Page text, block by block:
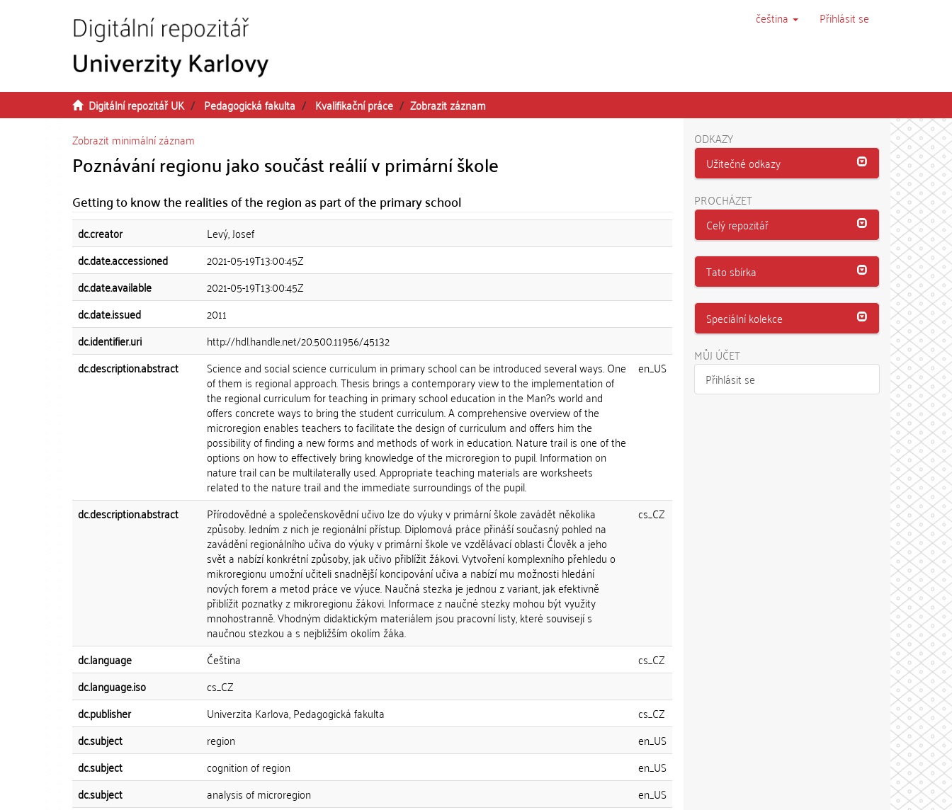
čeština Přihlásit se
Digitální repozitář UK Pedagogická fakulta Kvalifikační práce
Zobrazit záznam
Zobrazit minimální záznam
Poznávání regionu jako součást reálií v primární škole
Getting to know the realities of the region as part of the primary school
dc.creator
Levý, Josef
dc.date.accessioned
2021-05-19T13:00:45Z
dc.date.available
2021-05-19T13:00:45Z
dc.date.issued
2011
dc.identifier.uri
http://hdl.handle.net/20.500.11956/45132
dc.description.abstract
Science and social science curriculum in primary school can be introduced several ways. One
of them is regional approach. Thesis brings a contemporary view to the implementation of
the regional curriculum for teaching in primary school education in the Man?s world and
offers concrete ways to bring the student curriculum. A comprehensive overview of the
microregion enables teachers to facilitate the design of curriculum and offers him the
possibility of finding a new forms and methods of work in education. Nature trail is one of the
options on how to effectively bring knowledge of the microregion to pupil. Information on
nature trail can be multilaterally used. Appropriate teaching materials are worksheets
related to the nature trail and the immediate surroundings of the pupil.
en_US
dc.description.abstract Přírodovědné a společenskovědní učivo lze do výuky v primární škole zavádět několika
způsoby. Jedním z nich je regionální přístup. Diplomová práce přináší současný pohled na
zavádění regionálního učiva do výuky v primární škole ve vzdělávací oblasti Člověk a jeho
svět a nabízí konkrétní způsoby, jak učivo přiblížit žákovi. Vytvoření komplexního přehledu o
mikroregionu umožní učiteli snadnější koncipování učiva a nabízí mu možnosti hledání
nových forem a metod práce ve výuce. Naučná stezka je jednou z variant, jak efektivně
přiblížit poznatky z mikroregionu žákovi. Informace z naučné stezky mohou být využity
mnohostranně. Vhodným didaktickým materiálem jsou pracovní listy, které souvisejí s
naučnou stezkou a s nejbližším okolím žáka.
cs_CZ
dc.language Čeština
cs_CZ
dc.language.iso
cs_CZ
dc.publisher
Univerzita Karlova, Pedagogická fakulta
cs_CZ
dc.subject
region
en_US
dc.subject
cognition of region
en_US
dc.subject
analysis of microregion
en_US
ODKAZY
Užitečné odkazy
PROCHÁZET
Celý repozitář
Tato sbírka
Speciální kolekce
MŮJ ÚČET
Přihlásit se